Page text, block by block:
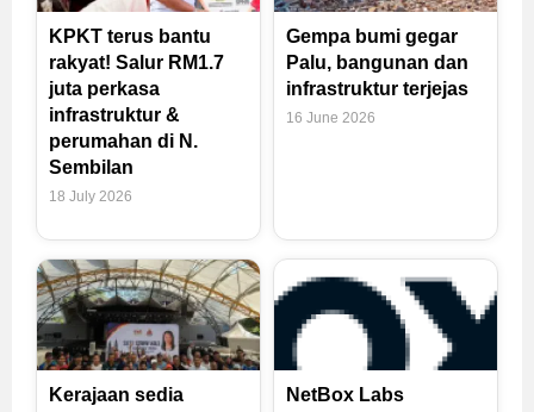
KPKT terus bantu
rakyat! Salur RM1.7
juta perkasa
infrastruktur &
perumahan di N.
Sembilan
18 July 2026
Gempa bumi gegar
Palu, bangunan dan
infrastruktur terjejas
16 June 2026
Kerajaan sedia
NetBox Labs